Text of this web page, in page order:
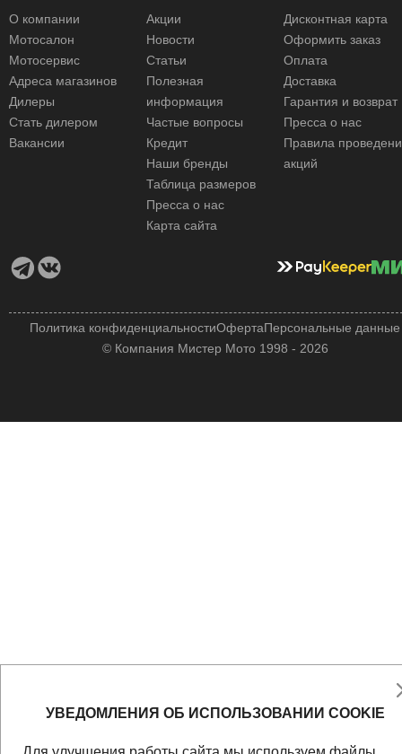
О компании
Мотосалон
Мотосервис
Адреса магазинов
Дилеры
Стать дилером
Вакансии
Акции
Новости
Статьи
Полезная
информация
Частые вопросы
Кредит
Наши бренды
Таблица размеров
Пресса о нас
Карта сайта
Дисконтная карта
Оформить заказ
Оплата
Доставка
Гарантия и возврат
Пресса о нас
Правила
акций
© Компания Мистер Мото 1998 - 2026
Политика конфиденциальностиОфертаПерсональные данные
УВЕДОМЛЕНИЯ ОБ ИСПОЛЬЗОВАНИИ COOKIE